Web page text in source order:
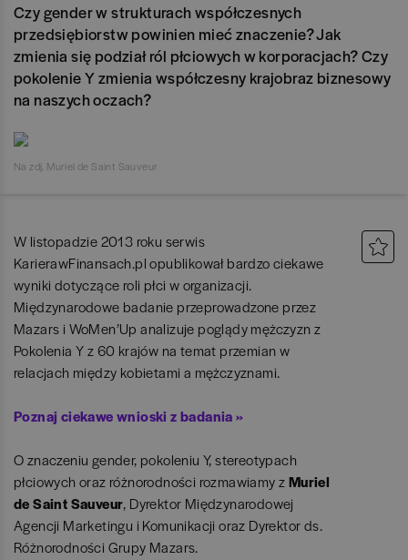
Czy gender w strukturach współczesnych
przedsiębiorstw powinien mieć znaczenie? Jak
zmienia się podział ról płciowych w korporacjach? Czy
pokolenie Y zmienia współczesny krajobraz biznesowy
na naszych oczach?
Na zdj. Muriel de Saint Sauveur
W listopadzie 2013 roku serwis
KarierawFinansach.pl opublikował bardzo ciekawe
wyniki dotyczące roli płci w organizacji.
Międzynarodowe badanie przeprowadzone przez
Mazars i WoMen’Up analizuje poglądy mężczyzn z
Pokolenia Y z 60 krajów na temat przemian w
relacjach między kobietami a mężczyznami.
Poznaj ciekawe wnioski z badania »
O znaczeniu gender, pokoleniu Y, stereotypach
płciowych oraz różnorodności rozmawiamy zMuriel
de Saint Sauveur, Dyrektor Międzynarodowej
Agencji Marketingu i Komunikacji oraz Dyrektor ds.
Różnorodności Grupy Mazars.